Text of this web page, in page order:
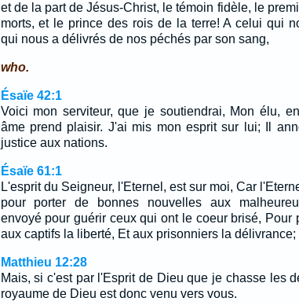
et de la part de Jésus-Christ, le témoin fidèle, le
morts, et le prince des rois de la terre! A celui qui
qui nous a délivrés de nos péchés par son sang,
who.
Ésaïe 42:1
Voici mon serviteur, que je soutiendrai, Mon élu,
âme prend plaisir. J'ai mis mon esprit sur lui; Il
justice aux nations.
Ésaïe 61:1
L'esprit du Seigneur, l'Eternel, est sur moi, Car
pour porter de bonnes nouvelles aux
envoyé pour guérir ceux qui ont le coeur brisé, Pour
aux captifs la liberté, Et aux prisonniers la délivrance;
Matthieu 12:28
Mais, si c'est par l'Esprit de Dieu que je chasse les
royaume de Dieu est donc venu vers vous.